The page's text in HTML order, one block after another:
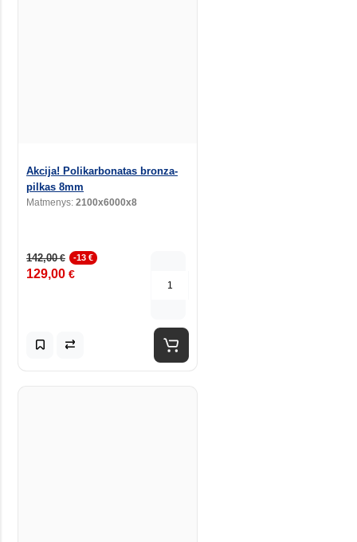
Akcija! Polikarbonatas bronza-
pilkas 8mm
Matmenys: 2100x6000x8
142,00€ -13 €
129,00 €